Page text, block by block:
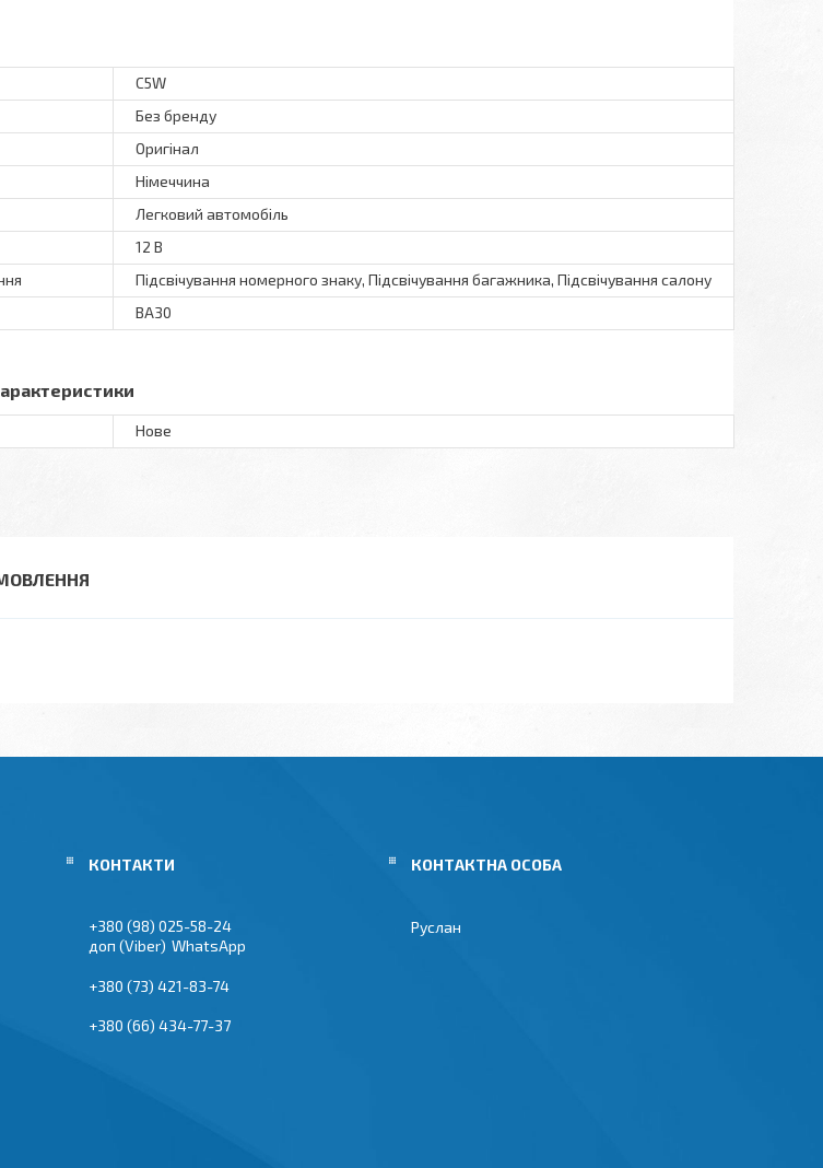
C5W
Без бренду
Оригінал
Німеччина
Легковий автомобіль
12 В
Підсвічування номерного знаку, Підсвічування багажника, Підсвічування салону
ВА30
Нове
+380 (98) 025-58-24
Viber WhatsApp
+380 (73) 421-83-74
+380 (66) 434-77-37
Руслан